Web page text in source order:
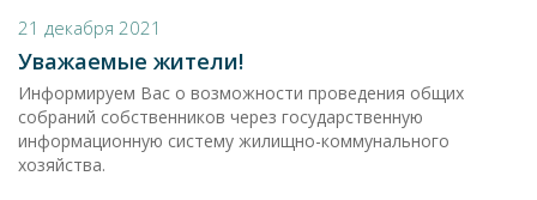
21 декабря 2021
Уважаемые жители!
Информируем Вас о возможности проведения общих
собраний собственников через государственную
информационную систему жилищно-коммунального
хозяйства.